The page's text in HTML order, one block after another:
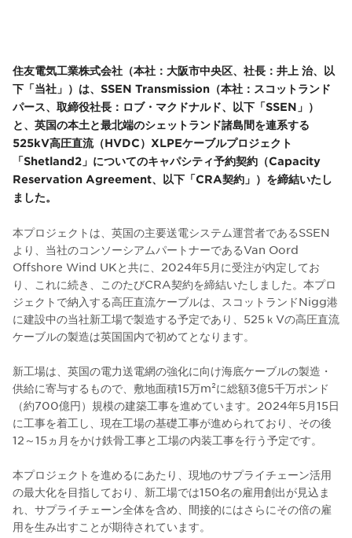
住友電気工業株式会社（本社：大阪市中央区、社長：井上 治、以
下「当社」）は、SSEN Transmission（本社：スコットランド
パース、取締役社長：ロブ・マクドナルド、以下「SSEN」）
と、英国の本土と最北端のシェットランド諸島間を連系する
525kV高圧直流（HVDC）XLPEケーブルプロジェクト
「Shetland2」についてのキャパシティ予約契約（Capacity
Reservation Agreement、以下「CRA契約」）を締結いたし
ました。
本プロジェクトは、英国の主要送電システム運営者であるSSEN
より、当社のコンソーシアムパートナーであるVan Oord
Offshore Wind UKと共に、2024年5月に受注が内定してお
り、これに続き、このたびCRA契約を締結いたしました。本プロ
ジェクトで納入する高圧直流ケーブルは、スコットランドNigg港
に建設中の当社新工場で製造する予定であり、525ｋVの高圧直流
ケーブルの製造は英国国内で初めてとなります。
新工場は、英国の電力送電網の強化に向け海底ケーブルの製造・
供給に寄与するもので、敷地面積15万m²に総額3億5千万ポンド
（約700億円）規模の建築工事を進めています。2024年5月15日
に工事を着工し、現在工場の基礎工事が進められており、その後
12～15ヵ月をかけ鉄骨工事と工場の内装工事を行う予定です。
本プロジェクトを進めるにあたり、現地のサプライチェーン活用
の最大化を目指しており、新工場では150名の雇用創出が見込ま
れ、サプライチェーン全体を含め、間接的にはさらにその倍の雇
用を生み出すことが期待されています。